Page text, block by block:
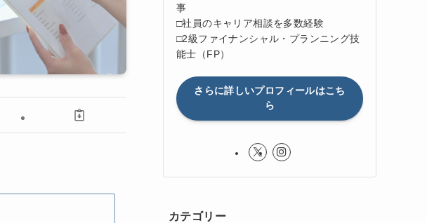
事
□社員のキャリア相談を多数経験
□2級ファイナンシャル・プランニング技
能士（FP）
さらに詳しいプロフィールはこち
ら
カテゴリー